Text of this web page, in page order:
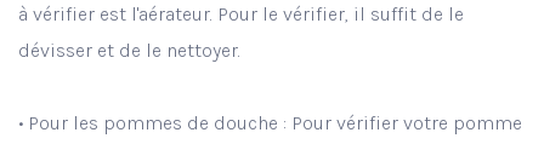
à vérifier est l'aérateur. Pour le vérifier, il suffit de le
dévisser et de le nettoyer.
• Pour les pommes de douche : Pour vérifier votre pomme